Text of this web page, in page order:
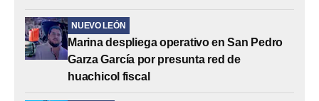
NUEVO LEÓN
Marina despliega operativo en San Pedro
Garza García por presunta red de
huachicol fiscal